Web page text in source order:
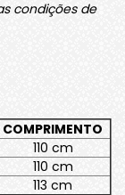
condições de
COMPRIMENTO
110 cm
110 cm
113 cm